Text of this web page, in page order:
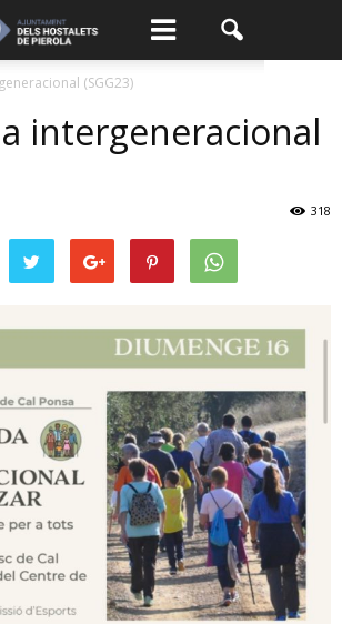
(SGG23)
intergeneracional
318